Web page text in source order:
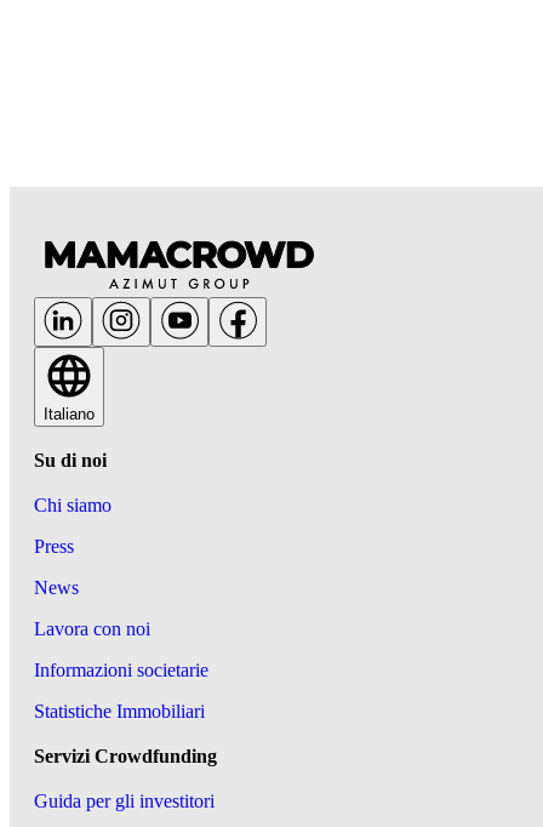
Italiano
Su di noi
Chi siamo
Press
News
Lavora con noi
Informazioni societarie
Statistiche Immobiliari
Servizi Crowdfunding
Guida per gli investitori